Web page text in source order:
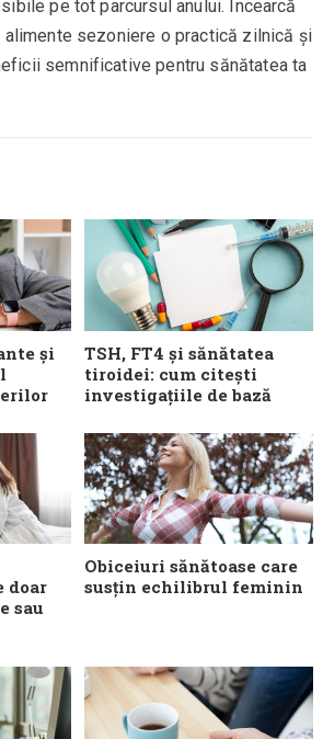
pe tot parcursul anului. Încearcă
sezoniere o practică zilnică și
semnificative pentru sănătatea ta
și
TSH, FT4 și sănătatea
tiroidei: cum citești
investigațiile de bază
doar
sau
Obiceiuri sănătoase care
susțin echilibrul feminin